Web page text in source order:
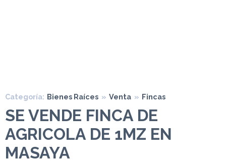
Categoría: Bienes Raíces » Venta » Fincas
SE VENDE FINCA DE
AGRICOLA DE 1MZ EN
MASAYA